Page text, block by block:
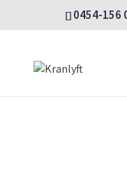
0454-156